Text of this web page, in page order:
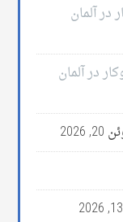
آلمان
در آلمان
2026